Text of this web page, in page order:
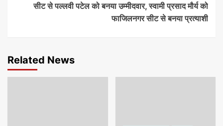
सीट से पल्‍लवी पटेल को बनया उम्मीदवार, स्वामी प्रसाद मौर्य को
फाजिलनगर सीट से बनया प्रत्याशी
Related News